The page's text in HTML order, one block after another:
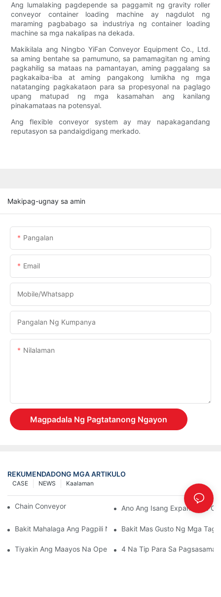
Ang lumalaking pagdepende sa paggamit ng gravity roller
conveyor container loading machine ay nagdulot ng
maraming pagbabago sa industriya ng container loading
machine sa mga nakalipas na dekada.
Makikilala ang Ningbo YiFan Conveyor Equipment Co., Ltd.
sa aming bentahe sa pamumuno, sa pamamagitan ng aming
pagkahilig sa mataas na pamantayan, aming paggalang sa
pagkakaiba-iba at aming pangakong lumikha ng mga
natatanging pagkakataon para sa propesyonal na paglago
upang matupad ng mga kasamahan ang kanilang
pinakamataas na potensyal.
Ang flexible conveyor system ay may napakagandang
reputasyon sa pandaigdigang merkado.
Makipag-ugnay sa amin
Pangalan
Email
Mobile/Whatsapp
Pangalan Ng Kumpanya
Nilalaman
Magpadala Ng Pagtatanong Ngayon
REKUMENDADONG MGA ARTIKULO
Kaalaman
NEWS
CASE
Chain Conveyor Vs Roller ConveyorAno Ang Isang Expandable
Bakit Mahalaga Ang Pagpili Ng Mapagkakatiwalaang
Bakit Mas Gusto Ng Mga
Tiyakin Ang Maayos Na Operasyon Ng Mga Bahagi Ng
4 Na Tip Para Sa Pagsasama